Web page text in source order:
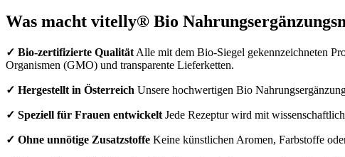
Was macht vitelly® Bio
✓ Bio-zertifizierte Qualität Alle mit dem Bio-Siegel gekennzeichneten
Organismen (GMO) und transparente Lieferketten.
✓ Hergestellt in Österreich Unsere hochwertigen Bio
✓ Speziell für Frauen entwickelt Jede Rezeptur wird mit
✓ Ohne unnötige Zusatzstoffe Keine künstlichen Aromen, Farbstoffe